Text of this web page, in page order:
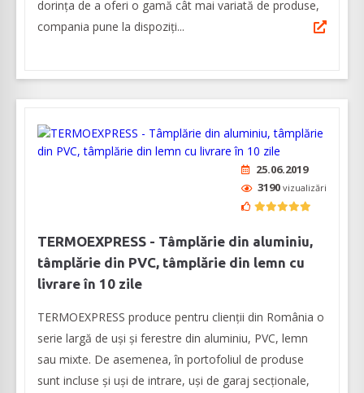
dorința de a oferi o gamă cât mai variată de produse,
compania pune la dispoziți...
25.06.2019
3190 vizualizări
TERMOEXPRESS - Tâmplărie din aluminiu,
tâmplărie din PVC, tâmplărie din lemn cu
livrare în 10 zile
TERMOEXPRESS produce pentru clienții din România o
serie largă de uși și ferestre din aluminiu, PVC, lemn
sau mixte. De asemenea, în portofoliul de produse
sunt incluse și uși de intrare, uși de garaj secționale,